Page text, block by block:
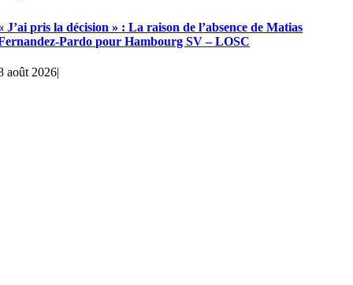
J’ai pris la décision » : La raison de l’absence de Matias
Pardo pour Hambourg SV – LOSC
août 2026|